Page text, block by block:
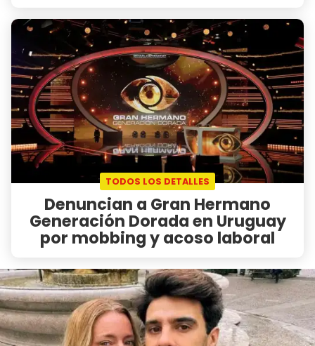
TODOS LOS DETALLES
Denuncian a Gran Hermano
Generación Dorada en Uruguay
por mobbing y acoso laboral